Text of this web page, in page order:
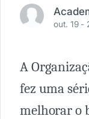
out. 19 -
A
fez uma
melhorar o